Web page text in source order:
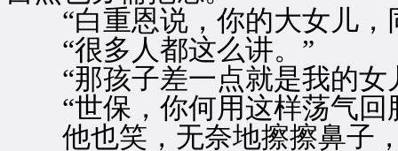
“白重恩说，你的大女儿，
“很多人都这么讲。”
“那孩子差一点就是我的女
“世保，你何用这样荡气回
他也笑，无奈地擦擦鼻子，